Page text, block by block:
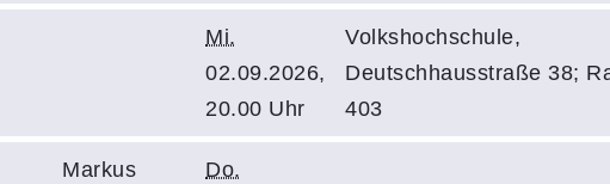
Mi.
02.09.2026,
20.00 Uhr
Volkshochschule,
Deutschhausstraße 38;
403
Markus
Do.